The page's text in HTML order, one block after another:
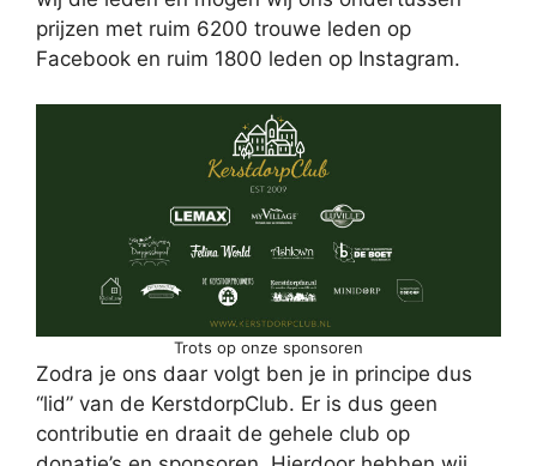
prijzen met ruim 6200 trouwe leden op
Facebook en ruim 1800 leden op Instagram.
Trots op onze sponsoren
Zodra je ons daar volgt ben je in principe dus
“lid” van de KerstdorpClub. Er is dus geen
contributie en draait de gehele club op